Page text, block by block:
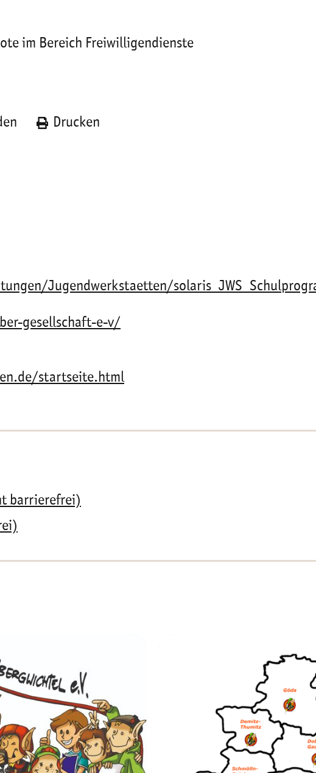
im Bereich Freiwilligendienste
Drucken
Jugendwerkstaetten/
gesellschaft-e-v/
startseite.html
barrierefrei)